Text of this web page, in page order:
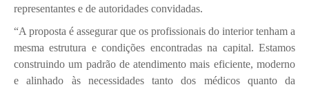
representantes e de autoridades convidadas.
“A proposta é assegurar que os profissionais do interior tenham a
mesma estrutura e condições encontradas na capital. Estamos
construindo um padrão de atendimento mais eficiente, moderno
e alinhado às necessidades tanto dos médicos quanto da